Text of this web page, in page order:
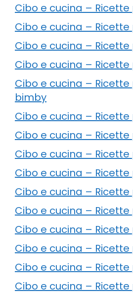
Cibo e cucina –
Cibo e cucina –
Cibo e cucina –
Cibo e cucina –
Cibo e cucina –
bimby
Cibo e cucina –
Cibo e cucina –
Cibo e cucina –
Cibo e cucina –
Cibo e cucina –
Cibo e cucina –
Cibo e cucina –
Cibo e cucina –
Cibo e cucina –
Cibo e cucina –